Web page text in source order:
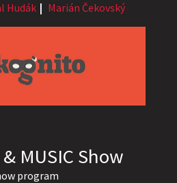
Hudák Marián Čekovský
& MUSIC Show
program